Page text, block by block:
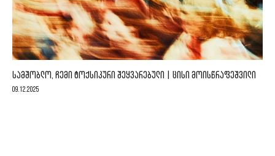
ᲡᲐᲛᲨᲝᲑᲚᲝ, ᲩᲔᲛᲘ ᲢᲝᲥᲡᲘᲙᲣᲠᲘ ᲨᲔᲧᲕᲐᲠᲔᲑᲣᲚᲘ | ᲪᲘᲡᲘ ᲛᲝᲘᲡᲬᲠᲐᲤᲔᲨᲕᲘᲚᲘ
09.12.2025